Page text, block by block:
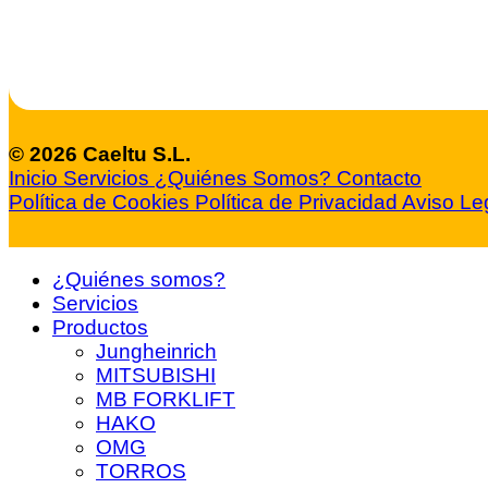
© 2026 Caeltu S.L.
Inicio Servicios ¿Quiénes Somos? Contacto
Política de Cookies Política de Privacidad Aviso
¿Quiénes somos?
Servicios
Productos
Jungheinrich
MITSUBISHI
MB FORKLIFT
HAKO
OMG
TORROS